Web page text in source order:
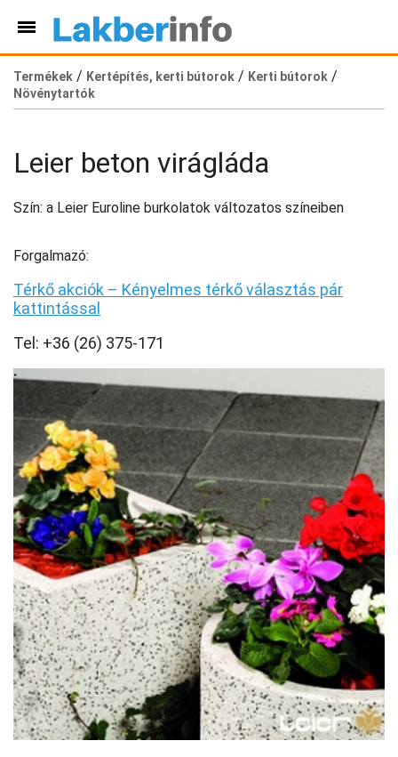
Termékek / Kertépítés, kerti bútorok / Kerti bútorok /
Növénytartók
Leier beton virágláda
Szín: a Leier Euroline burkolatok változatos színeiben
Forgalmazó:
Térkő akciók – Kényelmes térkő választás pár
kattintással
Tel: +36 (26) 375-171